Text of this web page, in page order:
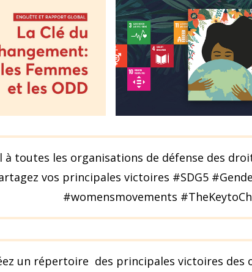
à toutes les organisations de défense des
vos principales victoires #SDG5
#womensmovements
un répertoire des principales victoires des